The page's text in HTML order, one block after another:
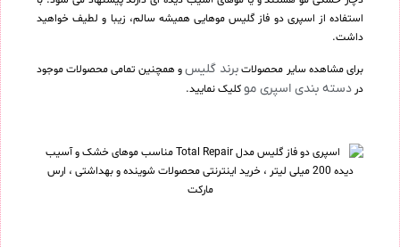
استفاده از اسپری دو فاز گلیس موهایی همیشه سالم، زیبا و لطیف خواهید
داشت.
برای مشاهده سایر محصولاتبرند گلیسو همچنین تمامی محصولات موجود
در دسته بندی اسپری موکلیک نمایید.